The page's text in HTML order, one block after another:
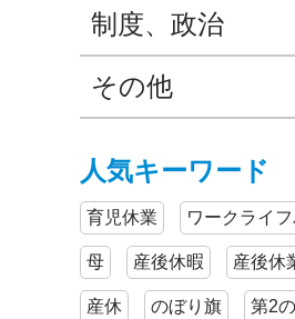
制度、政治
その他
人気キーワード
育児休業 ワークライ
母 産後休暇 産後休
産休 のぼり旗 第2